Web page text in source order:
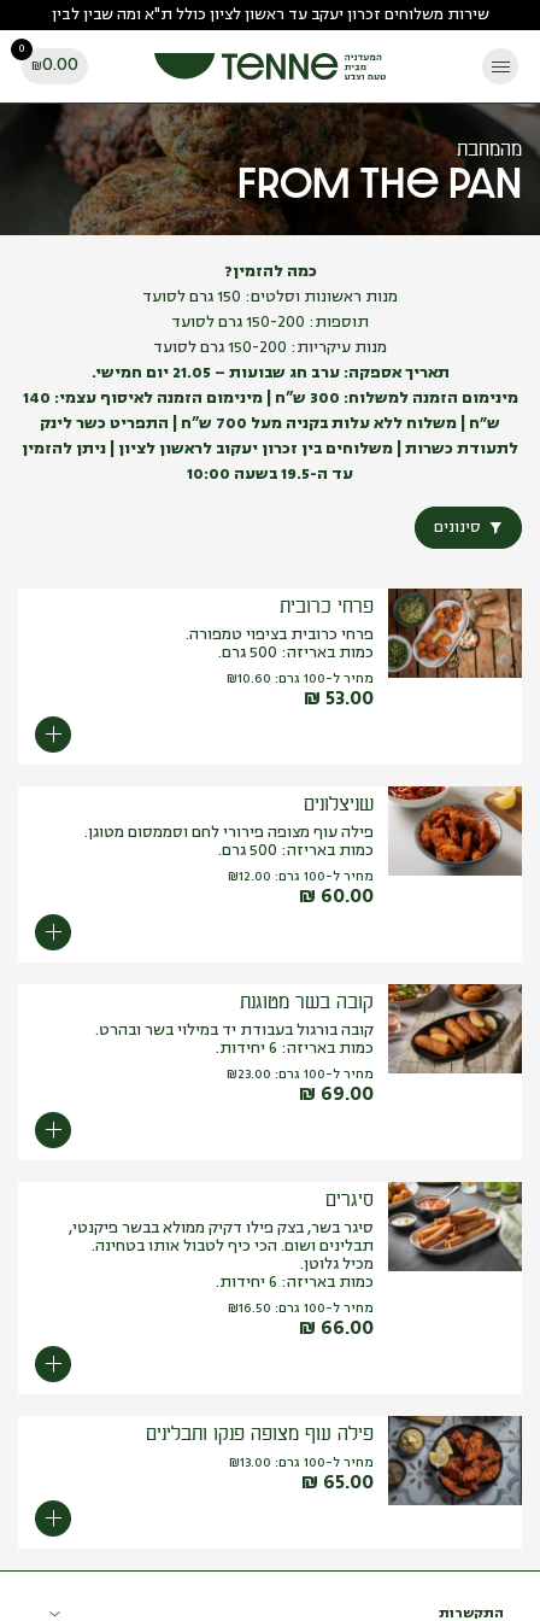
to
content
שירות משלוחים זכרון יעקב עד ראשון לציון כולל ת"א ומה שבין לבין
0
₪0.00
מהמחבת
from the pan
כמה להזמין?
מנות ראשונות וסלטים: 150 גרם לסועד
תוספות: 150-200 גרם לסועד
מנות עיקריות: 150-200 גרם לסועד
תאריך אספקה: ערב חג שבועות – 21.05 יום חמישי.
מינימום הזמנה למשלוח: 300 ש”ח | מינימום הזמנה לאיסוף עצמי: 140
ש״ח | משלוח ללא עלות בקניה מעל 700 ש”ח | התפריט כשר
לינק
לתעודת כשרות | משלוחים בין זכרון יעקוב לראשון לציון | ניתן להזמין
עד ה-19.5 בשעה 10:00
סינונים
פרחי כרובית
פרחי כרובית בציפוי טמפורה.
כמות באריזה: 500 גרם.
מחיר ל-100 גרם: ₪10.60
₪ 53.00
שניצלונים
פילה עוף מצופה פירורי לחם וסממסום מטוגן.
כמות באריזה: 500 גרם.
מחיר ל-100 גרם: ₪12.00
₪ 60.00
קובה בשר מטוגנת
קובה בורגול בעבודת יד במילוי בשר ובהרט.
כמות באריזה: 6 יחידות.
מחיר ל-100 גרם: ₪23.00
₪ 69.00
סיגרים
סיגר בשר,בצק פילו דקיק ממולא בבשר פיקנטי,
תבלינים ושום. הכי כיף לטבול אותו בטחינה.
מכיל גלוטן.
כמות באריזה: 6 יחידות.
מחיר ל-100 גרם: ₪16.50
₪ 66.00
פילה עוף מצופה פנקו ותבלינים
מחיר ל-100 גרם: ₪13.00
₪ 65.00
התקשרות